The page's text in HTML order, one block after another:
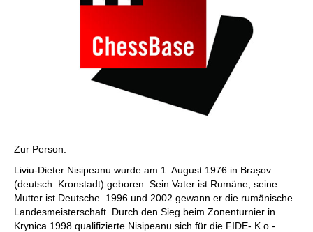
Zur Person:
Liviu-Dieter Nisipeanu wurde am 1. August 1976 in Brașov
(deutsch: Kronstadt) geboren. Sein Vater ist Rumäne, seine
Mutter ist Deutsche. 1996 und 2002 gewann er die rumänische
Landesmeisterschaft. Durch den Sieg beim Zonenturnier in
Krynica 1998 qualifizierte Nisipeanu sich für die FIDE- K.o.-